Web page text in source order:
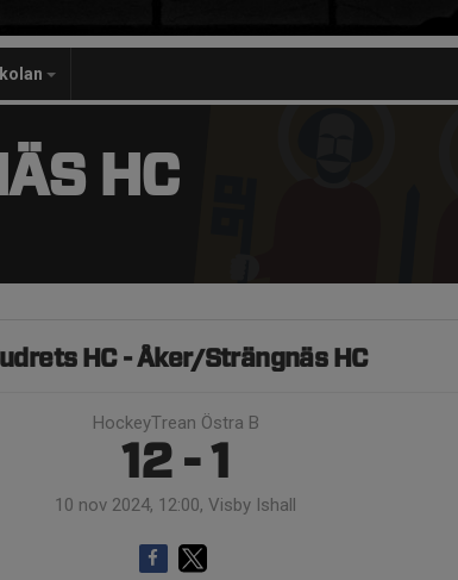
HC
HC - Åker/Strängnäs HC
HockeyTrean Östra B
12 - 1
10 nov 2024, 12:00, Visby Ishall